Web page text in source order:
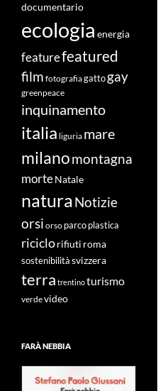
documentario
ecologia energia
featurefeatured
film fotografiagatto gay
greenpeace
inquinamento
italia liguria mare
milanomontagna
morteNatale
naturaNotizie
orsi orso parco plastica
riciclorifiuti roma
sostenibilità svizzera
terra trentinoturismo
verdevideo
FARÀ NEBBIA